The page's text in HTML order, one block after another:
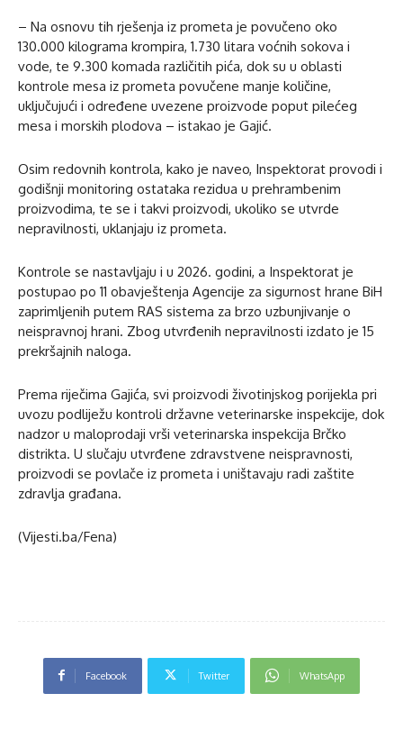
– Na osnovu tih rješenja iz prometa je povučeno oko
130.000 kilograma krompira, 1.730 litara voćnih sokova i
vode, te 9.300 komada različitih pića, dok su u oblasti
kontrole mesa iz prometa povučene manje količine,
uključujući i određene uvezene proizvode poput pilećeg
mesa i morskih plodova – istakao je Gajić.
Osim redovnih kontrola, kako je naveo, Inspektorat provodi i
godišnji monitoring ostataka rezidua u prehrambenim
proizvodima, te se i takvi proizvodi, ukoliko se utvrde
nepravilnosti, uklanjaju iz prometa.
Kontrole se nastavljaju i u 2026. godini, a Inspektorat je
postupao po 11 obavještenja Agencije za sigurnost hrane BiH
zaprimljenih putem RAS sistema za brzo uzbunjivanje o
neispravnoj hrani. Zbog utvrđenih nepravilnosti izdato je 15
prekršajnih naloga.
Prema riječima Gajića, svi proizvodi životinjskog porijekla pri
uvozu podliježu kontroli državne veterinarske inspekcije, dok
nadzor u maloprodaji vrši veterinarska inspekcija Brčko
distrikta. U slučaju utvrđene zdravstvene neispravnosti,
proizvodi se povlače iz prometa i uništavaju radi zaštite
zdravlja građana.
(Vijesti.ba/Fena)
Facebook Twitter WhatsApp